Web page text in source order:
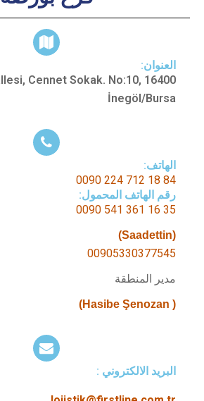
العنوان:
Cennet Sokak. No:10, 16400
İnegöl/Bursa
الهاتف:​
84 18 712 224 0090
رقم الهاتف المحمول:​
35 16 361 541 0090
(Saadettin)
00905330377545
مدير المنطقة
( Hasibe Şenozan)
البريد الالكتروني :​